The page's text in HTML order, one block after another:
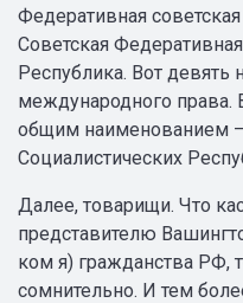
Федеративная
Советская
Республика. Вот
международного права.
общим наименованием
Социалистических
Далее, товарищи. Что
представителю
ком я) гражданства РФ,
сомнительно. И тем